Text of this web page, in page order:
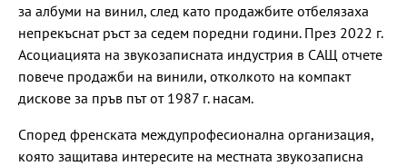
за албуми на винил, след като продажбите отбелязаха
непрекъснат ръст за седем поредни години. През 2022 г.
Асоциацията на звукозаписната индустрия в САЩ отчете
повече продажби на винили, отколкото на компакт
дискове за пръв път от 1987 г. насам.
Според френската междупрофесионална организация,
която защитава интересите на местната звукозаписна